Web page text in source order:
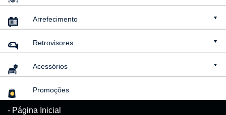
Arrefecimento
Retrovisores
Acessórios
Promoções
Página Inicial